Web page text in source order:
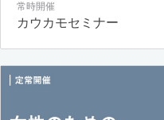
常時開催
カウカモセミナー